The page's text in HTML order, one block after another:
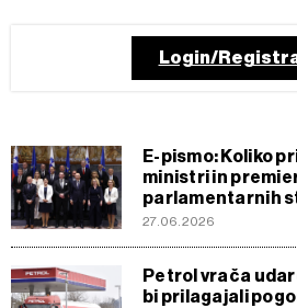
Login/
E-pismo: Koliko
ministri in
parlamentarnih
27.06.2026
Petrol vrača
bi prilagajali